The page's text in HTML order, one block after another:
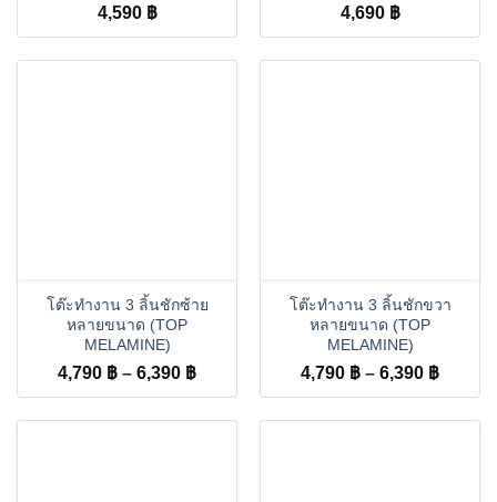
4,590 ฿ 4,690 ฿
โต๊ะทำงาน 3 ลิ้นชักซ้าย
หลายขนาด (TOP
MELAMINE)
4,790 ฿ – 6,390 ฿Price
range:
โต๊ะทำงาน 3 ลิ้นชักขวา
หลายขนาด (TOP
MELAMINE)
4,790 ฿ – 6,390 ฿Price
range: